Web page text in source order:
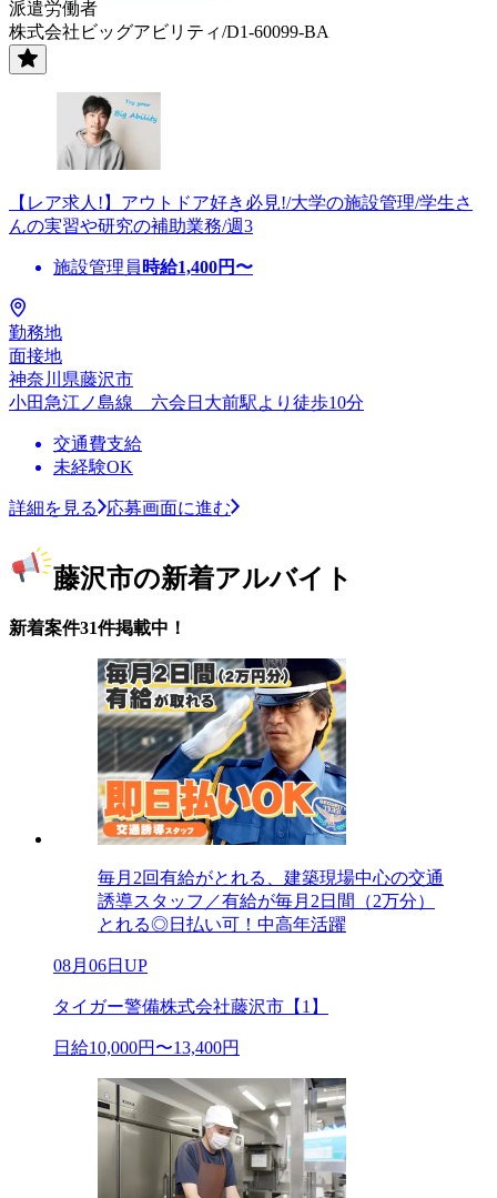
派遣労働者
株式会社ビッグアビリティ/D1-60099-BA
【レア求人!】アウトドア好き必見!/大学の施設管理/学生さ
んの実習や研究の補助業務/週3
施設管理員 時給1,400円〜
勤務地
面接地
神奈川県藤沢市
小田急江ノ島線 六会日大前駅より徒歩10分
交通費支給
未経験OK
詳細を見る 応募画面に進む
藤沢市の新着アルバイト
新着案件31件掲載中！
毎月2回有給がとれる、建築現場中心の交通
誘導スタッフ／有給が毎月2日間（2万分）
とれる◎日払い可！中高年活躍
08月06日UP
タイガー警備株式会社藤沢市【1】
日給10,000円〜13,400円